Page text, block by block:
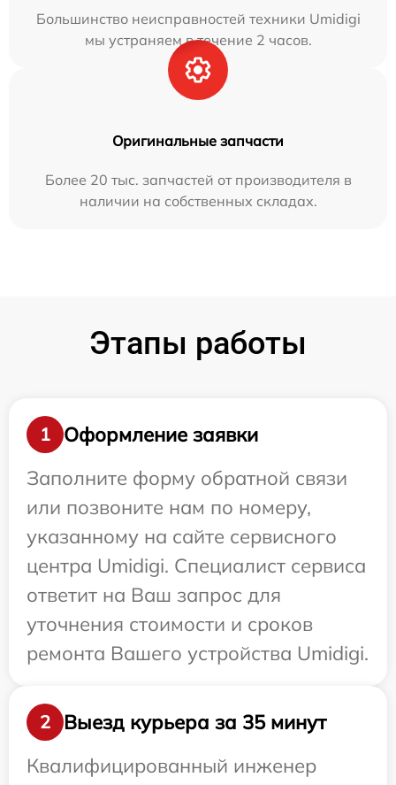
Большинство неисправностей техники Umidigi
мы устраняем в течение 2 часов.
Оригинальные запчасти
Более 20 тыс. запчастей от производителя в
наличии на собственных складах.
Этапы работы
1
Оформление заявки
Заполните форму обратной связи
или позвоните нам по номеру,
указанному на сайте сервисного
центра Umidigi. Специалист сервиса
ответит на Ваш запрос для
уточнения стоимости и сроков
ремонта Вашего устройства Umidigi.
2
Выезд курьера за 35 минут
Квалифицированный инженер